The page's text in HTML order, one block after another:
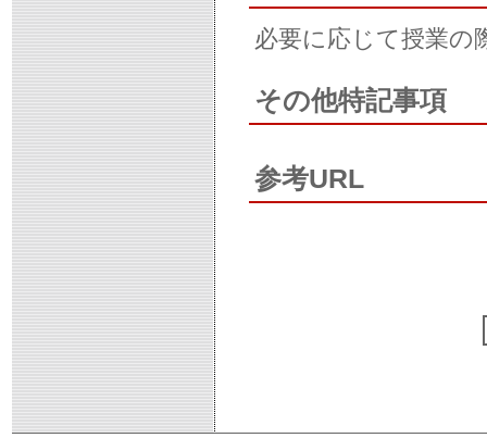
必要に応じて授業の
その他特記事項
参考URL